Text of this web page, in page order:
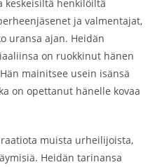
keskeisiltä henkilöiltä
ja valmentajat,
uransa ajan. Heidän
on ruokkinut hänen
mainitsee usein isänsä
on opettanut hänelle kovaa
muista urheilijoista,
Heidän tarinansa